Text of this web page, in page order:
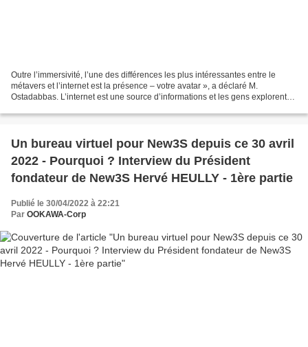
Outre l’immersivité, l’une des différences les plus intéressantes entre le
métavers et l’internet est la présence – votre avatar », a déclaré M.
Ostadabbas. L’internet est une source d’informations et les gens explorent
Un bureau virtuel pour New3S depuis ce 30 avril
2022 - Pourquoi ? Interview du Président
fondateur de New3S Hervé HEULLY - 1ère partie
Publié le 30/04/2022 à 22:21
Par OOKAWA-Corp